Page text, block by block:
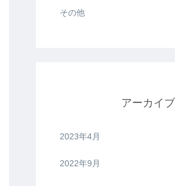
その他
アーカイブ
2023年4月
2022年9月